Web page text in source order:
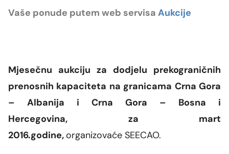
Vaše ponude putem web servisa Aukcije
Mjesečnu aukciju za dodjelu prekograničnih
prenosnih kapaciteta na granicama Crna Gora
– Albanija i Crna Gora – Bosna i
Hercegovina, za mart
2016.godine, organizovaće SEECAO.